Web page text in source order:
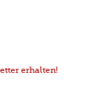
erhalten!